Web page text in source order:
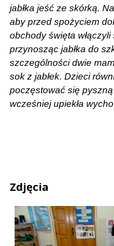
jabłka jeść ze skórką.
aby przed spożyciem
obchody święta
przynosząc jabłka do
szczególności dwie
sok z jabłek. Dzieci
poczęstować się
wcześniej upiekła
Zdjęcia